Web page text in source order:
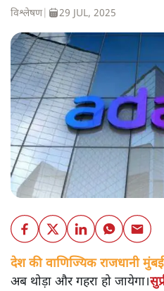
विश्लेषण| 29 JUL, 2025
देश की वाणिज्यिक राजधानी मुंबई
अब थोड़ा और गहरा हो जायेगा।